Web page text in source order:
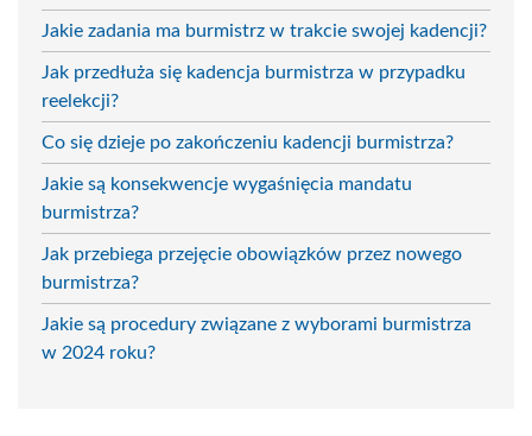
Jakie zadania ma burmistrz w trakcie swojej kadencji?
Jak przedłuża się kadencja burmistrza w przypadku
reelekcji?
Co się dzieje po zakończeniu kadencji burmistrza?
Jakie są konsekwencje wygaśnięcia mandatu
burmistrza?
Jak przebiega przejęcie obowiązków przez nowego
burmistrza?
Jakie są procedury związane z wyborami burmistrza
w 2024 roku?